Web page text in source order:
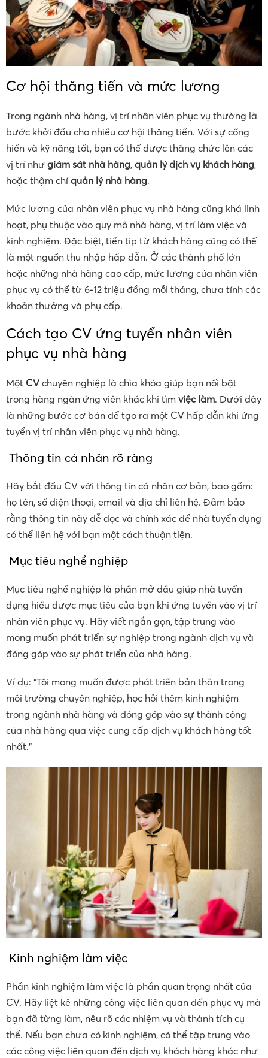
Cơ hội thăng tiến và mức lương
Trong ngành nhà hàng, vị trí nhân viên phục vụ thường là
bước khởi đầu cho nhiều cơ hội thăng tiến. Với sự cống
hiến và kỹ năng tốt, bạn có thể được thăng chức lên các
vị trí như giám sát nhà hàng, quản lý dịch vụ khách hàng,
hoặc thậm chíquản lý nhà hàng.
Mức lương của nhân viên phục vụ nhà hàng cũng khá linh
hoạt, phụ thuộc vào quy mô nhà hàng, vị trí làm việc và
kinh nghiệm. Đặc biệt, tiền tip từ khách hàng cũng có thể
là một nguồn thu nhập hấp dẫn. Ở các thành phố lớn
hoặc những nhà hàng cao cấp, mức lương của nhân viên
phục vụ có thể từ 6-12 triệu đồng mỗi tháng, chưa tính các
khoản thưởng và phụ cấp.
Cách tạo CV ứng tuyển nhân viên
phục vụ nhà hàng
Một CV chuyên nghiệp là chìa khóa giúp bạn nổi bật
trong hàng ngàn ứng viên khác khi tìm việc làm. Dưới đây
là những bước cơ bản để tạo ra một CV hấp dẫn khi ứng
tuyển vị trí nhân viên phục vụ nhà hàng.
Thông tin cá nhân rõ ràng
Hãy bắt đầu CV với thông tin cá nhân cơ bản, bao gồm:
họ tên, số điện thoại, email và địa chỉ liên hệ. Đảm bảo
rằng thông tin này dễ đọc và chính xác để nhà tuyển dụng
có thể liên hệ với bạn một cách thuận tiện.
Mục tiêu nghề nghiệp
Mục tiêu nghề nghiệp là phần mở đầu giúp nhà tuyển
dụng hiểu được mục tiêu của bạn khi ứng tuyển vào vị trí
nhân viên phục vụ. Hãy viết ngắn gọn, tập trung vào
mong muốn phát triển sự nghiệp trong ngành dịch vụ và
đóng góp vào sự phát triển của nhà hàng.
Ví dụ: “Tôi mong muốn được phát triển bản thân trong
môi trường chuyên nghiệp, học hỏi thêm kinh nghiệm
trong ngành nhà hàng và đóng góp vào sự thành công
của nhà hàng qua việc cung cấp dịch vụ khách hàng tốt
nhất.”
Kinh nghiệm làm việc
Phần kinh nghiệm làm việc là phần quan trọng nhất của
CV. Hãy liệt kê những công việc liên quan đến phục vụ mà
bạn đã từng làm, nêu rõ các nhiệm vụ và thành tích cụ
thể. Nếu bạn chưa có kinh nghiệm, có thể tập trung vào
các công việc liên quan đến dịch vụ khách hàng khác như